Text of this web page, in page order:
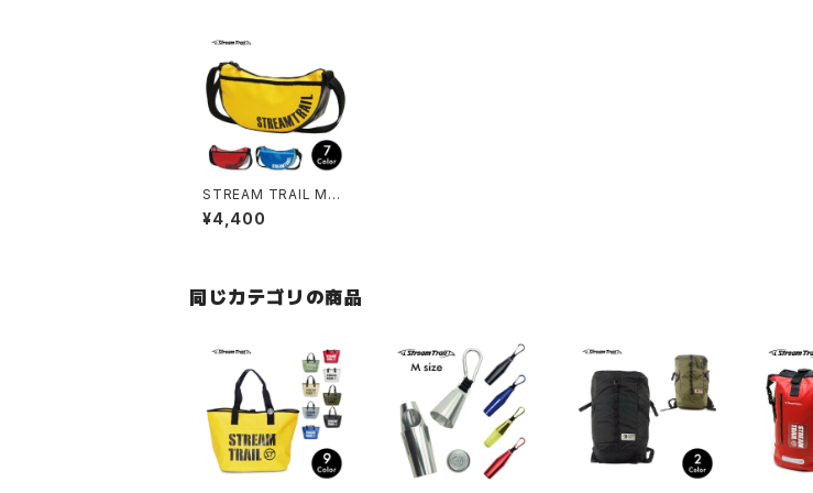
STREAM TRAIL MO
ON(ムーン)
¥4,400
同じカテゴリの商品